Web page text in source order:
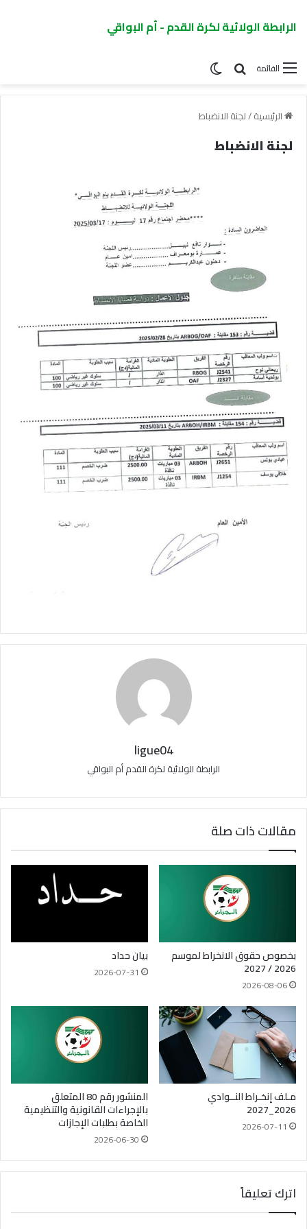
الرابطة الولائية لكرة القدم - أم البواقي
القائمة
الرئيسية/لجنة الانضباط
لجنة الانضباط
ligue04
الرابطة الولائية لكرة القدم أم البواقي
مقالات ذات صلة
بخصوص حقوق الانخراط لموسم
2026 / 2027
2026-08-06
بيان حداد
2026-07-31
مـلف إنخـراط النــوادي
2026_2027
2026-07-11
المنشور رقم 80 المتعلق
بالإجراءات القانونية والتنظيمية
الخاصة بطلبات الإجازات
2026-06-30
اترك تعليقاً